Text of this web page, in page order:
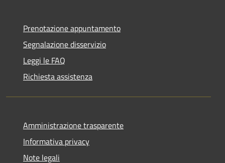
Prenotazione appuntamento
Segnalazione disservizio
Leggi le FAQ
Richiesta assistenza
Amministrazione trasparente
Informativa privacy
Note legali